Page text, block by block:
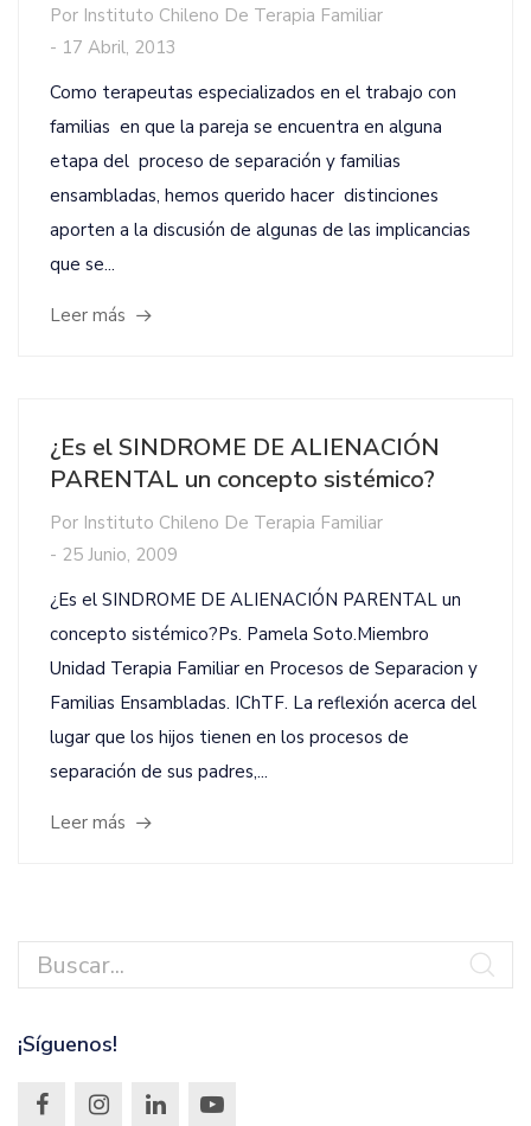
Por Instituto Chileno De Terapia Familiar
- 17 Abril, 2013
Como terapeutas especializados en el trabajo con
familias en que la pareja se encuentra en alguna
etapa del proceso de separación y familias
ensambladas, hemos querido hacer distinciones
aporten a la discusión de algunas de las implicancias
que se...
Leer más
¿Es el SINDROME DE ALIENACIÓN
PARENTAL un concepto sistémico?
Por Instituto Chileno De Terapia Familiar
- 25 Junio, 2009
¿Es el SINDROME DE ALIENACIÓN PARENTAL un
concepto sistémico?Ps. Pamela Soto.Miembro
Unidad Terapia Familiar en Procesos de Separacion y
Familias Ensambladas. IChTF. La reflexión acerca del
lugar que los hijos tienen en los procesos de
separación de sus padres,...
Leer más
¡Síguenos!